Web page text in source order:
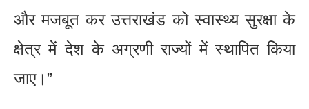
और मजबूत कर उत्तराखंड को स्वास्थ्य सुरक्षा के
क्षेत्र में देश के अग्रणी राज्यों में स्थापित किया
जाए।”